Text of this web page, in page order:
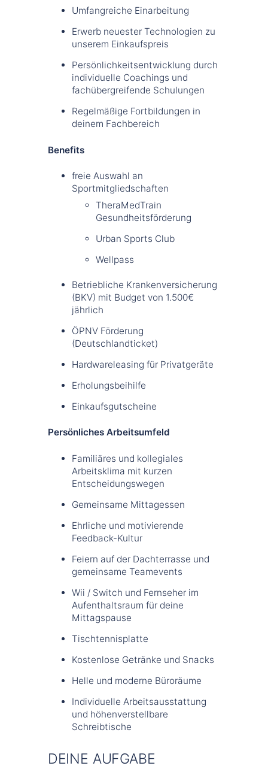
Umfangreiche Einarbeitung
Erwerb neuester Technologien zu
unserem Einkaufspreis
Persönlichkeitsentwicklung durch
individuelle Coachings und
fachübergreifende Schulungen
Regelmäßige Fortbildungen in
deinem Fachbereich
Benefits
freie Auswahl an
Sportmitgliedschaften
TheraMedTrain
Gesundheitsförderung
Urban Sports Club
Wellpass
Betriebliche Krankenversicherung
(BKV) mit Budget von 1.500€
jährlich
ÖPNV Förderung
(Deutschlandticket)
Hardwareleasing für Privatgeräte
Erholungsbeihilfe
Einkaufsgutscheine
Persönliches Arbeitsumfeld
Familiäres und kollegiales
Arbeitsklima mit kurzen
Entscheidungswegen
Gemeinsame Mittagessen
Ehrliche und motivierende
Feedback-Kultur
Feiern auf der Dachterrasse und
gemeinsame Teamevents
Wii / Switch und Fernseher im
Aufenthaltsraum für deine
Mittagspause
Tischtennisplatte
Kostenlose Getränke und Snacks
Helle und moderne Büroräume
Individuelle Arbeitsausstattung
und höhenverstellbare
Schreibtische
DEINE AUFGABE